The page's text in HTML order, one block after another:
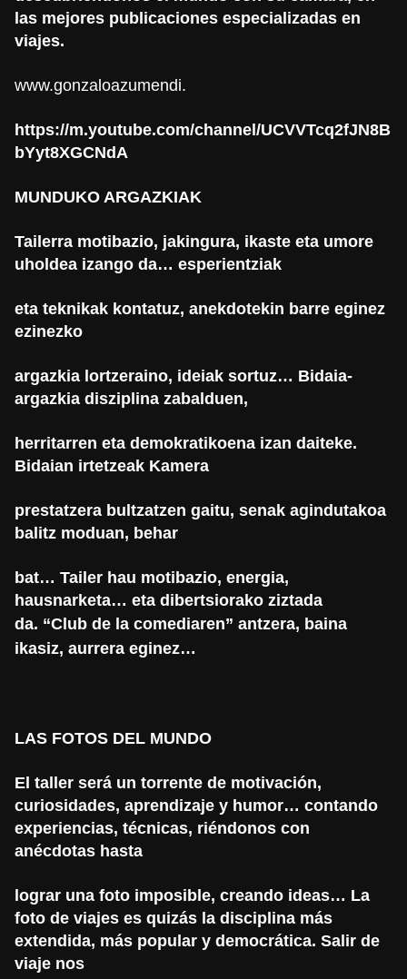
las mejores publicaciones especializadas en
viajes.
www.gonzaloazumendi.
https://m.youtube.com/channel/UCVVTcq2fJN8B
bYyt8XGCNdA
MUNDUKO ARGAZKIAK
Tailerra motibazio, jakingura, ikaste eta umore
uholdea izango da… esperientziak
eta teknikak kontatuz, anekdotekin barre eginez
ezinezko
argazkia lortzeraino, ideiak sortuz… Bidaia-
argazkia disziplina zabalduen,
herritarren eta demokratikoena izan daiteke.
Bidaian irtetzeak Kamera
prestatzera bultzatzen gaitu, senak agindutakoa
balitz moduan, behar
bat… Tailer hau motibazio, energia,
hausnarketa… eta dibertsiorako ziztada
da. “Club de la comediaren” antzera, baina
ikasiz, aurrera eginez…
LAS FOTOS DEL MUNDO
El taller será un torrente de motivación,
curiosidades, aprendizaje y humor… contando
experiencias, técnicas, riéndonos con
anécdotas hasta
lograr una foto imposible, creando ideas… La
foto de viajes es quizás la disciplina más
extendida, más popular y democrática. Salir de
viaje nos